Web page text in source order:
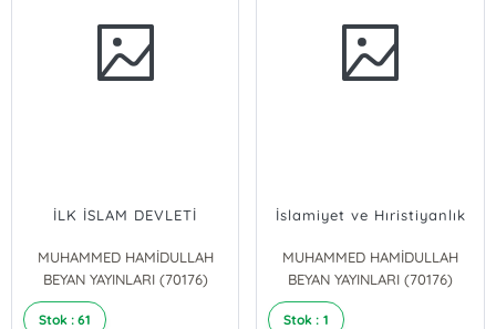
İLK İSLAM DEVLETİ
MUHAMMED HAMİDULLAH
BEYAN YAYINLARI (70176)
Stok : 61
İslamiyet ve Hıristiyanlık
MUHAMMED HAMİDULLAH
BEYAN YAYINLARI (70176)
Stok : 1